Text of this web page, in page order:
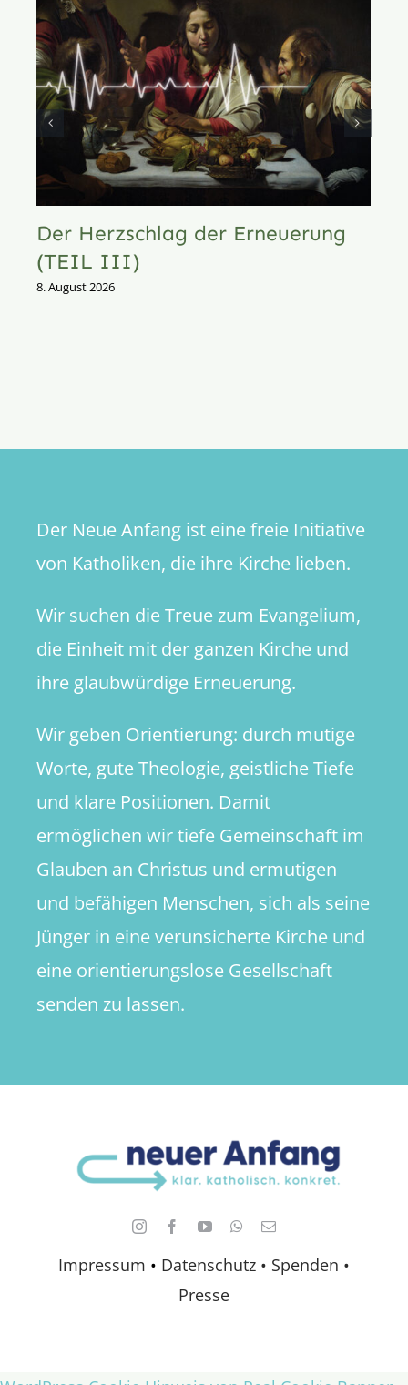
Der Herzschlag der Erneuerung
(TEIL III)
8. August 2026
Impressum • Datenschutz • Spenden •
Presse
Der Neue Anfang ist eine freie Initiative
von Katholiken, die ihre Kirche lieben.
Wir suchen die Treue zum Evangelium,
die Einheit mit der ganzen Kirche und
ihre glaubwürdige Erneuerung.
Wir geben Orientierung: durch mutige
Worte, gute Theologie, geistliche Tiefe
und klare Positionen. Damit
ermöglichen wir tiefe Gemeinschaft im
Glauben an Christus und ermutigen
und befähigen Menschen, sich als seine
Jünger in eine verunsicherte Kirche und
eine orientierungslose Gesellschaft
senden zu lassen.